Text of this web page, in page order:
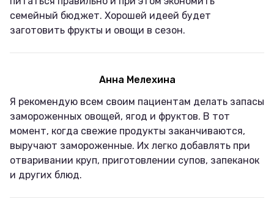
семейный бюджет. Хорошей идеей будет
заготовить фрукты и овощи в сезон.
Анна Мелехина
Я рекомендую всем своим пациентам делать запасы
замороженных овощей, ягод и фруктов. В тот
момент, когда свежие продукты заканчиваются,
выручают замороженные. Их легко добавлять при
отваривании круп, приготовлении супов, запеканок
и других блюд.